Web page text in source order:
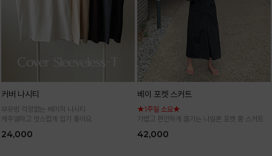
커버 나시티
부유방 걱정없는 베이직 나시티
캐주얼하고 멋스럽게 입기 좋아요
24,000
베이 포켓 스커트
★1주일 소요★
가볍고 편안하게 즐기는 나일론 포켓 롱 스커트
42,000